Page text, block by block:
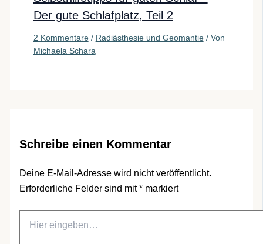
Der gute Schlafplatz, Teil 2
2 Kommentare / Radiästhesie und Geomantie/ Von
Michaela Schara
Schreibe einen Kommentar
Deine E-Mail-Adresse wird nicht veröffentlicht.
Erforderliche Felder sind mit*markiert
eingeben…